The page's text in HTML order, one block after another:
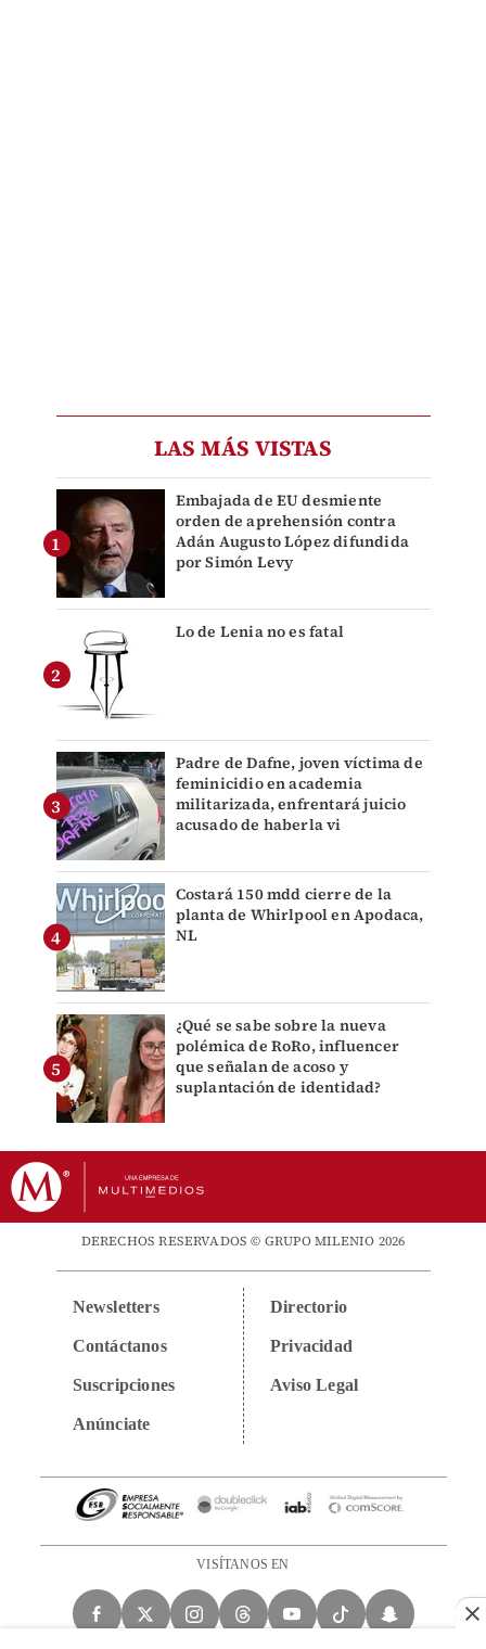
LAS MÁS VISTAS
Embajada de EU desmiente
orden de aprehensión contra
Adán Augusto López difundida
por Simón Levy
Lo de Lenia no es fatal
Padre de Dafne, joven víctima de
feminicidio en academia
militarizada, enfrentará juicio
acusado de haberla vi
Costará 150 mdd cierre de la
planta de Whirlpool en Apodaca,
NL
¿Qué se sabe sobre la nueva
polémica de RoRo, influencer
que señalan de acoso y
suplantación de identidad?
DERECHOS RESERVADOS © GRUPO MILENIO 2026
Newsletters
Contáctanos
Suscripciones
Anúnciate
Directorio
Privacidad
Aviso Legal
VISÍTANOS EN